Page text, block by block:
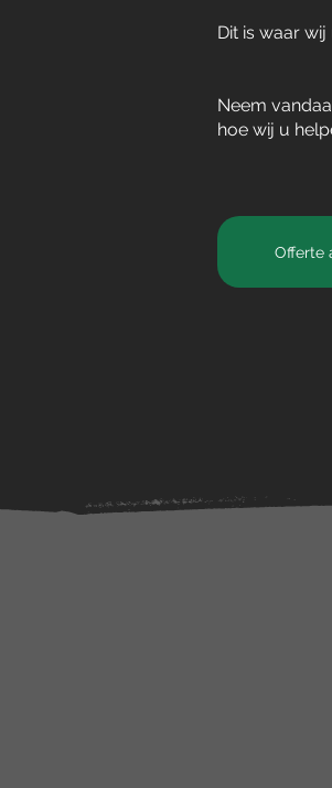
Dit is waar
Neem
hoe wij u
Offerte